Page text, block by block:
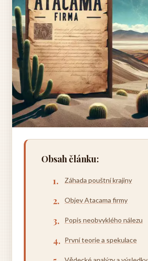
Obsah článku:
Záhada pouštní krajiny
Objev Atacama firmy
Popis neobvyklého nálezu
První teorie a spekulace